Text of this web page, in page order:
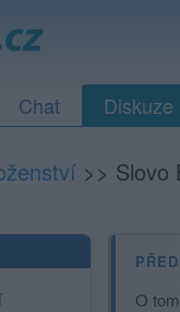
Chat Diskuze
>> Slovo
O